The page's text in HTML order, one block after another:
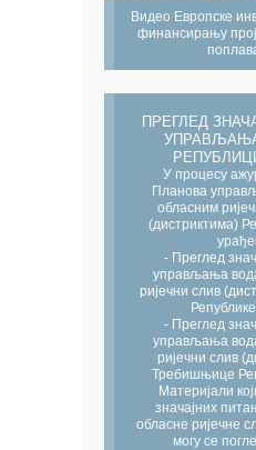
Видео Европске
финансирању
ПРЕГЛЕД
У процесу
Планова
обласним
(дистриктима)
- Преглед
управљања
ријечни слив
- Преглед
управљања
ријечни слив
Требишњице
Материјали
значајних
обласне ријечне
могу се